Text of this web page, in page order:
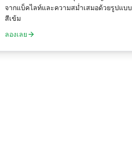
จากแบ็คไลท์และความสม่ำเสมอด้วยรูปแบบ
สีเข้ม
ลองเลย